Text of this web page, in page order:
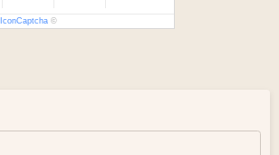
IconCaptcha ©